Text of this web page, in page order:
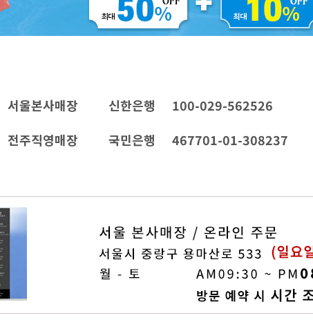
서울본사매장 신한은행 100-029-562526
전주직영매장
국민은행 467701-01-308237